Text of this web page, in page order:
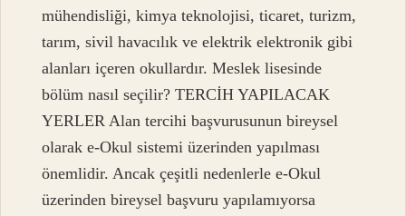
mühendisliği, kimya teknolojisi, ticaret, turizm,
tarım, sivil havacılık ve elektrik elektronik gibi
alanları içeren okullardır. Meslek lisesinde
bölüm nasıl seçilir? TERCİH YAPILACAK
YERLER Alan tercihi başvurusunun bireysel
olarak e-Okul sistemi üzerinden yapılması
önemlidir. Ancak çeşitli nedenlerle e-Okul
üzerinden bireysel başvuru yapılamıyorsa